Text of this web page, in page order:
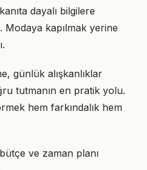
dayalı bilgilere
Modaya kapılmak yerine
günlük alışkanlıklar
tutmanın en pratik yolu.
hem farkındalık hem
ve zaman planı